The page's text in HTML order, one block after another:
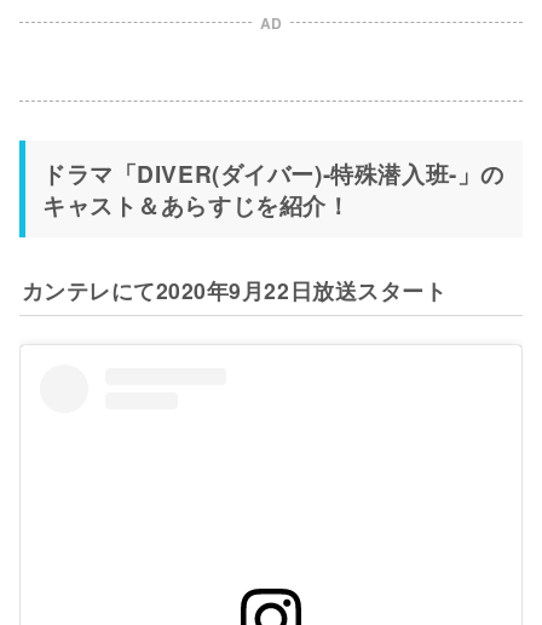
AD
ドラマ「DIVER(ダイバー)-特殊潜入班-」の
キャスト＆あらすじを紹介！
カンテレにて2020年9月22日放送スタート